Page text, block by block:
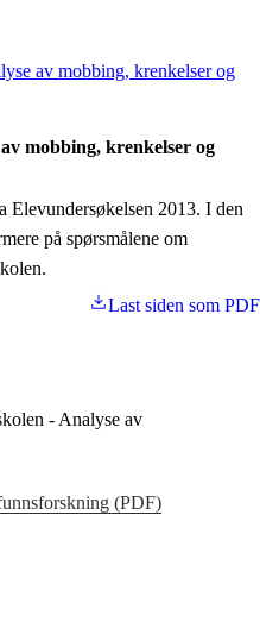
av mobbing, krenkelser og
mobbing, krenkelser og
Elevundersøkelsen 2013. I den
på spørsmålene om
Last siden som PDF
- Analyse av
(PDF)